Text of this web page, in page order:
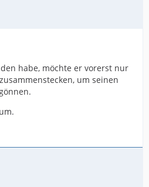
habe, möchte er vorerst nur
um seinen